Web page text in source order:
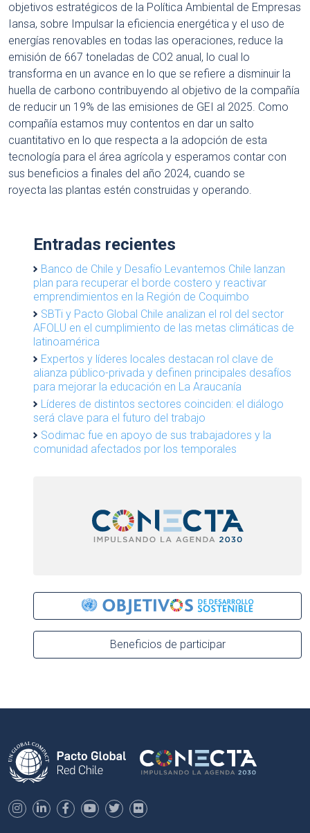
objetivos estratégicos de la Política Ambiental de Empresas
Iansa, sobre Impulsar la eficiencia energética y el uso de
energías renovables en todas las operaciones, reduce la
emisión de 667 toneladas de CO2 anual, lo cual lo
transforma en un avance en lo que se refiere a disminuir la
huella de carbono contribuyendo al objetivo de la compañía
de reducir un 19% de las emisiones de GEI al 2025. Como
compañía estamos muy contentos en dar un salto
cuantitativo en lo que respecta a la adopción de esta
tecnología para el área agrícola y esperamos contar con
sus beneficios a finales del año 2024, cuando se
royecta las plantas estén construidas y operando.
Entradas recientes
Banco de Chile y Desafío Levantemos Chile lanzan
plan para recuperar el borde costero y reactivar
emprendimientos en la Región de Coquimbo
SBTi y Pacto Global Chile analizan el rol del sector
AFOLU en el cumplimiento de las metas climáticas de
latinoamérica
Expertos y líderes locales destacan rol clave de
alianza público-privada y definen principales desafíos
para mejorar la educación en La Araucanía
Líderes de distintos sectores coinciden: el diálogo
será clave para el futuro del trabajo
Sodimac fue en apoyo de sus trabajadores y la
comunidad afectados por los temporales
Beneficios de participar